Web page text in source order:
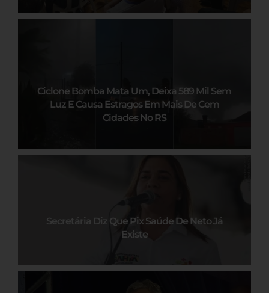
Ciclone Bomba Mata Um, Deixa 589 Mil Sem
Luz E Causa Estragos Em Mais De Cem
Cidades No RS
Secretária Diz Que Pix Saúde De Neto Já
Existe